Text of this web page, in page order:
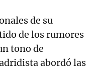
de su
de los rumores
tono de
abordó las